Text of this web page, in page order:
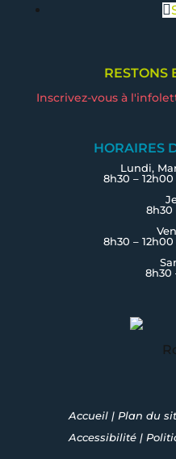
RESTONS
Inscrivez-vous à
HORAIRES
Lundi,
8h30 –
8h30
8h30 –
8h30
Accueil | Plan du
Accessibilité|